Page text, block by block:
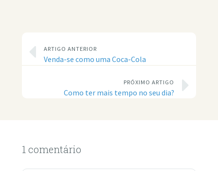
ARTIGO ANTERIOR
Venda-se como uma Coca-Cola
PRÓXIMO ARTIGO
Como ter mais tempo no seu dia?
1 comentário